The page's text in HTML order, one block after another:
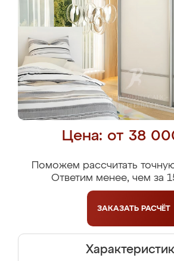
Цена: от 38
Поможем рассчитать
Ответим менее, чем за
ЗАКАЗАТЬ РАСЧЁТ